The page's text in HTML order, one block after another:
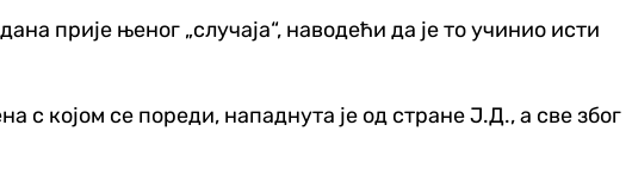
прије њеног „случаја“, наводећи да је то учинио исти
с којом се пореди, нападнута је од стране Ј.Д., а све због